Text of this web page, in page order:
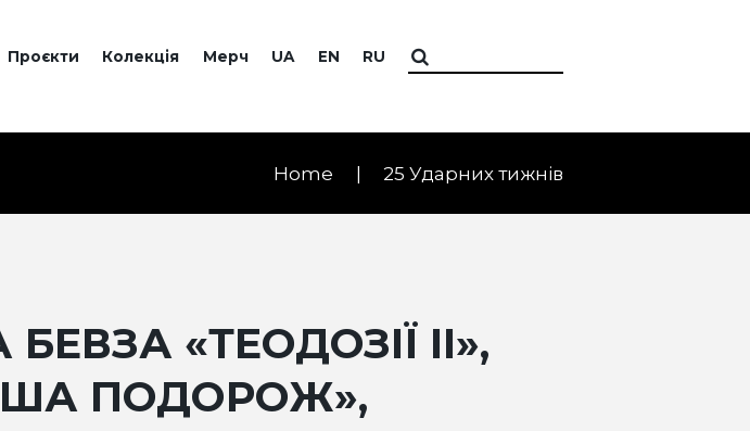
Проєкти Колекція Мерч UA EN RU
Home 25 Ударних тижнів
«ТЕОДОЗІЇ II»,
ПОДОРОЖ»,